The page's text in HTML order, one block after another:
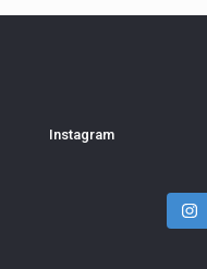
Instagram